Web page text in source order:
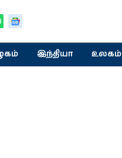
இந்தியா உலகம்